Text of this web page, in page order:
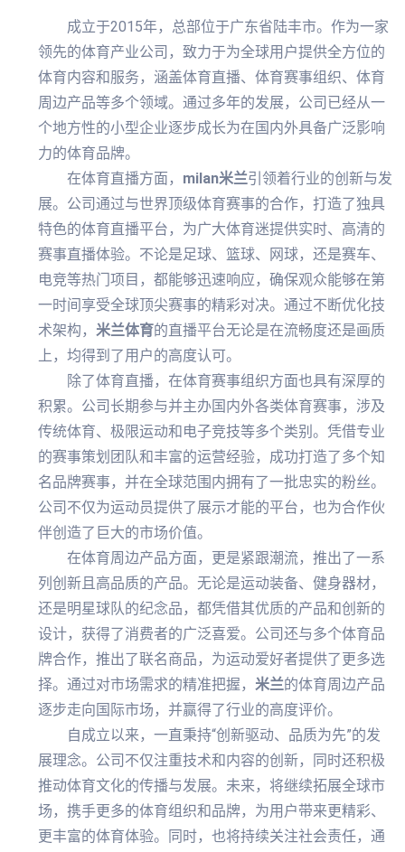
成立于2015年，总部位于广东省陆丰市。作为一家
领先的体育产业公司，致力于为全球用户提供全方位的
体育内容和服务，涵盖体育直播、体育赛事组织、体育
周边产品等多个领域。通过多年的发展，公司已经从一
个地方性的小型企业逐步成长为在国内外具备广泛影响
力的体育品牌。
在体育直播方面， milan米兰引领着行业的创新与发
展。公司通过与世界顶级体育赛事的合作，打造了独具
特色的体育直播平台，为广大体育迷提供实时、高清的
赛事直播体验。不论是足球、篮球、网球，还是赛车、
电竞等热门项目，都能够迅速响应，确保观众能够在第
一时间享受全球顶尖赛事的精彩对决。通过不断优化技
术架构， 米兰体育的直播平台无论是在流畅度还是画质
上，均得到了用户的高度认可。
除了体育直播，在体育赛事组织方面也具有深厚的
积累。公司长期参与并主办国内外各类体育赛事，涉及
传统体育、极限运动和电子竞技等多个类别。凭借专业
的赛事策划团队和丰富的运营经验，成功打造了多个知
名品牌赛事，并在全球范围内拥有了一批忠实的粉丝。
公司不仅为运动员提供了展示才能的平台，也为合作伙
伴创造了巨大的市场价值。
在体育周边产品方面，更是紧跟潮流，推出了一系
列创新且高品质的产品。无论是运动装备、健身器材，
还是明星球队的纪念品，都凭借其优质的产品和创新的
设计，获得了消费者的广泛喜爱。公司还与多个体育品
牌合作，推出了联名商品，为运动爱好者提供了更多选
择。通过对市场需求的精准把握， 米兰的体育周边产品
逐步走向国际市场，并赢得了行业的高度评价。
自成立以来，一直秉持“创新驱动、品质为先”的发
展理念。公司不仅注重技术和内容的创新，同时还积极
推动体育文化的传播与发展。未来，将继续拓展全球市
场，携手更多的体育组织和品牌，为用户带来更精彩、
更丰富的体育体验。同时，也将持续关注社会责任，通